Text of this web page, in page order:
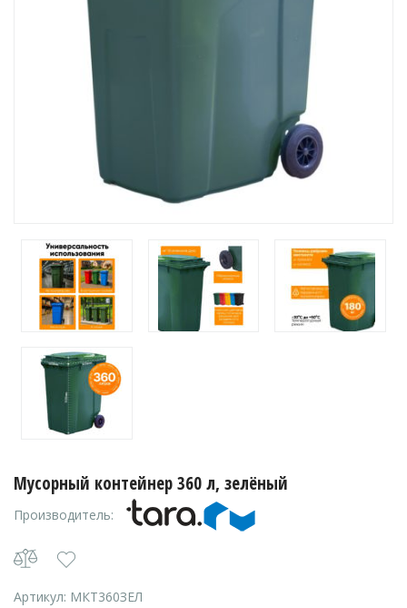
Мусорный контейнер 360 л, зелёный
Производитель:
Артикул: МКТ360ЗЕЛ